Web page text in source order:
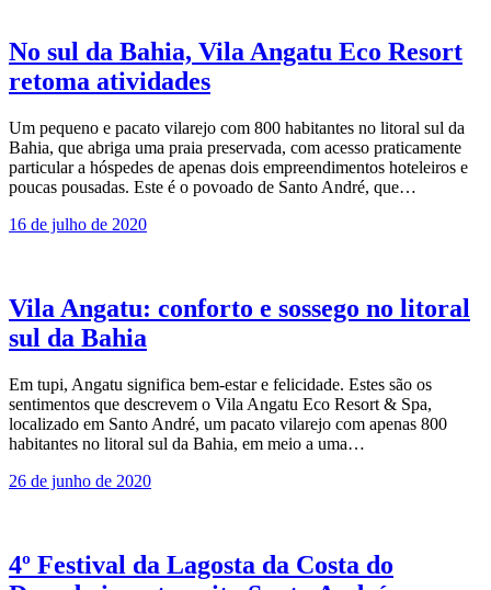
No sul da Bahia, Vila Angatu Eco Resort
retoma atividades
Um pequeno e pacato vilarejo com 800 habitantes no litoral sul da
Bahia, que abriga uma praia preservada, com acesso praticamente
particular a hóspedes de apenas dois empreendimentos hoteleiros e
poucas pousadas. Este é o povoado de Santo André, que…
16 de julho de 2020
Vila Angatu: conforto e sossego no litoral
sul da Bahia
Em tupi, Angatu significa bem-estar e felicidade. Estes são os
sentimentos que descrevem o Vila Angatu Eco Resort & Spa,
localizado em Santo André, um pacato vilarejo com apenas 800
habitantes no litoral sul da Bahia, em meio a uma…
26 de junho de 2020
4º Festival da Lagosta da Costa do